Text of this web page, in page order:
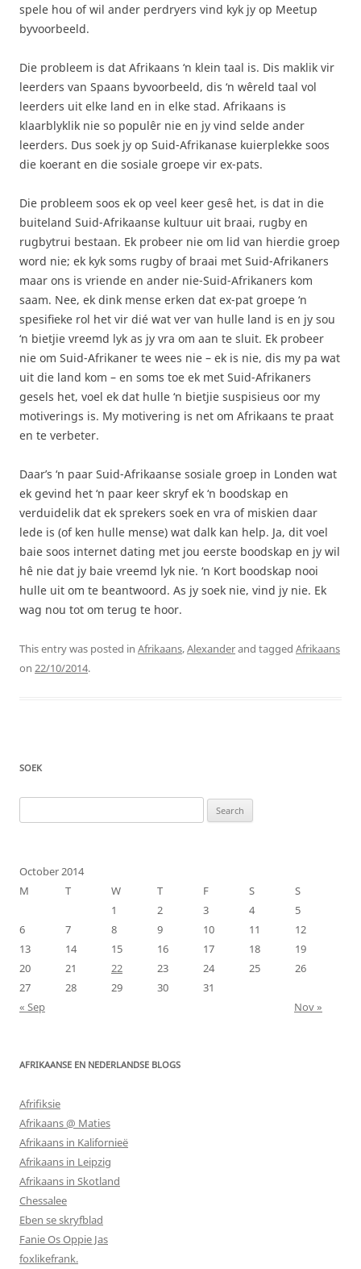
spele hou of wil ander perdryers vind kyk jy op Meetup
byvoorbeeld.
Die probleem is dat Afrikaans ‘n klein taal is. Dis maklik vir
leerders van Spaans byvoorbeeld, dis ‘n wêreld taal vol
leerders uit elke land en in elke stad. Afrikaans is
klaarblyklik nie so populêr nie en jy vind selde ander
leerders. Dus soek jy op Suid-Afrikanase kuierplekke soos
die koerant en die sosiale groepe vir ex-pats.
Die probleem soos ek op veel keer gesê het, is dat in die
buiteland Suid-Afrikaanse kultuur uit braai, rugby en
rugbytrui bestaan. Ek probeer nie om lid van hierdie groep
word nie; ek kyk soms rugby of braai met Suid-Afrikaners
maar ons is vriende en ander nie-Suid-Afrikaners kom
saam. Nee, ek dink mense erken dat ex-pat groepe ‘n
spesifieke rol het vir dié wat ver van hulle land is en jy sou
‘n bietjie vreemd lyk as jy vra om aan te sluit. Ek probeer
nie om Suid-Afrikaner te wees nie – ek is nie, dis my pa wat
uit die land kom – en soms toe ek met Suid-Afrikaners
gesels het, voel ek dat hulle ‘n bietjie suspisieus oor my
motiverings is. My motivering is net om Afrikaans te praat
en te verbeter.
Daar’s ‘n paar Suid-Afrikaanse sosiale groep in Londen wat
ek gevind het ‘n paar keer skryf ek ‘n boodskap en
verduidelik dat ek sprekers soek en vra of miskien daar
lede is (of ken hulle mense) wat dalk kan help. Ja, dit voel
baie soos internet dating met jou eerste boodskap en jy wil
hê nie dat jy baie vreemd lyk nie. ‘n Kort boodskap nooi
hulle uit om te beantwoord. As jy soek nie, vind jy nie. Ek
wag nou tot om terug te hoor.
This entry was posted in Afrikaans,Alexanderand tagged Afrikaans
on 22/10/2014.
SOEK
for:
October 2014
M
T W T F S
S
1
2 3 4
5
6
7 8 9 10 11
12
13
14 15 16 17 18
19
20
21 22 23 24 25
26
27
28 29 30
31
« Sep
Nov »
AFRIKAANSE EN NEDERLANDSE BLOGS
Afrifiksie
Afrikaans @ Maties
Afrikaans in Kalifornieë
Afrikaans in Leipzig
Afrikaans in Skotland
Chessalee
Eben se skryfblad
Fanie Os Oppie Jas
foxlikefrank.